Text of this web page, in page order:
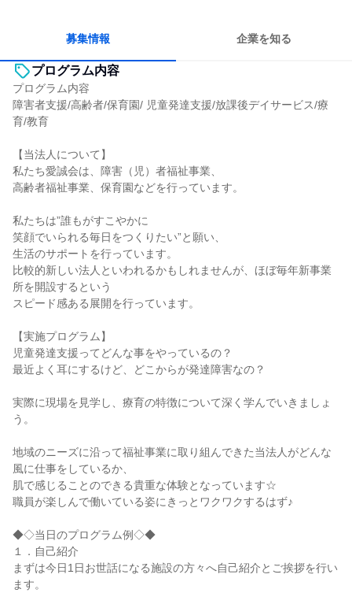
募集情報 企業を知る
プログラム内容
プログラム内容
障害者支援/高齢者/保育園/ 児童発達支援/放課後デイサービス/療
育/教育
【当法人について】
私たち愛誠会は、障害（児）者福祉事業、
高齢者福祉事業、保育園などを行っています。
私たちは”誰もがすこやかに
笑顔でいられる毎日をつくりたい”と願い、
生活のサポートを行っています。
比較的新しい法人といわれるかもしれませんが、ほぼ毎年新事業
所を開設するという
スピード感ある展開を行っています。
【実施プログラム】
児童発達支援ってどんな事をやっているの？
最近よく耳にするけど、どこからが発達障害なの？
実際に現場を見学し、療育の特徴について深く学んでいきましょ
う。
地域のニーズに沿って福祉事業に取り組んできた当法人がどんな
風に仕事をしているか、
肌で感じることのできる貴重な体験となっています☆
職員が楽しんで働いている姿にきっとワクワクするはず♪
◆◇当日のプログラム例◇◆
１．自己紹介
まずは今日1日お世話になる施設の方々へ自己紹介とご挨拶を行い
ます。